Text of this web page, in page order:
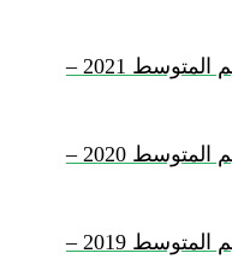
مواضيع وحلول شهادة التعليم المتوسط 2021 –
مواضيع وحلول شهادة التعليم المتوسط 2020 –
مواضيع وحلول شهادة التعليم المتوسط 2019 –